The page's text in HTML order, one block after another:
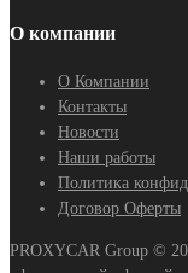
О компании
О Компании
Контакты
Новости
Наши работы
Политика
Договор Оферты
PROXYCAR Group ©